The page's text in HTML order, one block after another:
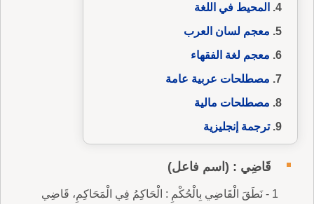
المحيط في اللغة
معجم لسان العرب
معجم لغة الفقهاء
مصطلحات عربية عامة
مصطلحات مالية
ترجمة إنجليزية
قَاضِي : (اسم فاعل)
1 - نَطَقَ الْقَاضِي بِالْحُكْمِ : الْحَاكِمُ فِي الْمَحَاكِمِ، قَاضِي